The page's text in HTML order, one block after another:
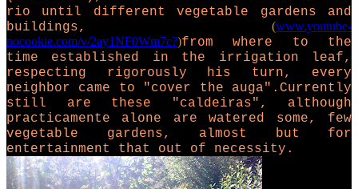
rio until different vegetable gardens and
buildings, (www.youtube-
nocookie.com/v/2ay1NF0Wm7c?)from where to the
time established in the irrigation leaf,
respecting rigorously his turn, every
neighbor came to "cover the auga".Currently
still are these "caldeiras", although
practicamente alone are watered some, few
vegetable gardens, almost but for
entertainment that out of necessity.